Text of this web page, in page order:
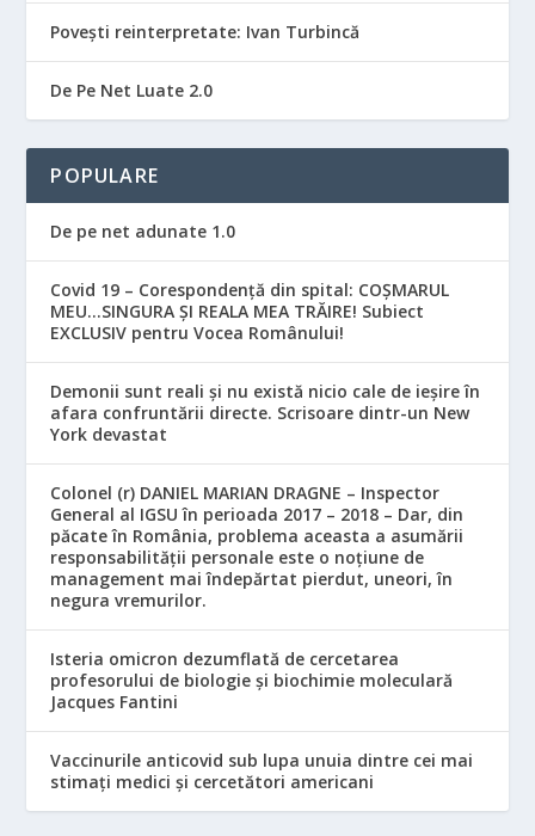
Povești reinterpretate: Ivan Turbincă
De Pe Net Luate 2.0
POPULARE
De pe net adunate 1.0
Covid 19 – Corespondență din spital: COȘMARUL
MEU…SINGURA ȘI REALA MEA TRĂIRE! Subiect
EXCLUSIV pentru Vocea Românului!
Demonii sunt reali și nu există nicio cale de ieșire în
afara confruntării directe. Scrisoare dintr-un New
York devastat
Colonel (r) DANIEL MARIAN DRAGNE – Inspector
General al IGSU în perioada 2017 – 2018 – Dar, din
păcate în România, problema aceasta a asumării
responsabilităţii personale este o noţiune de
management mai îndepărtat pierdut, uneori, în
negura vremurilor.
Isteria omicron dezumflată de cercetarea
profesorului de biologie și biochimie moleculară
Jacques Fantini
Vaccinurile anticovid sub lupa unuia dintre cei mai
stimați medici și cercetători americani